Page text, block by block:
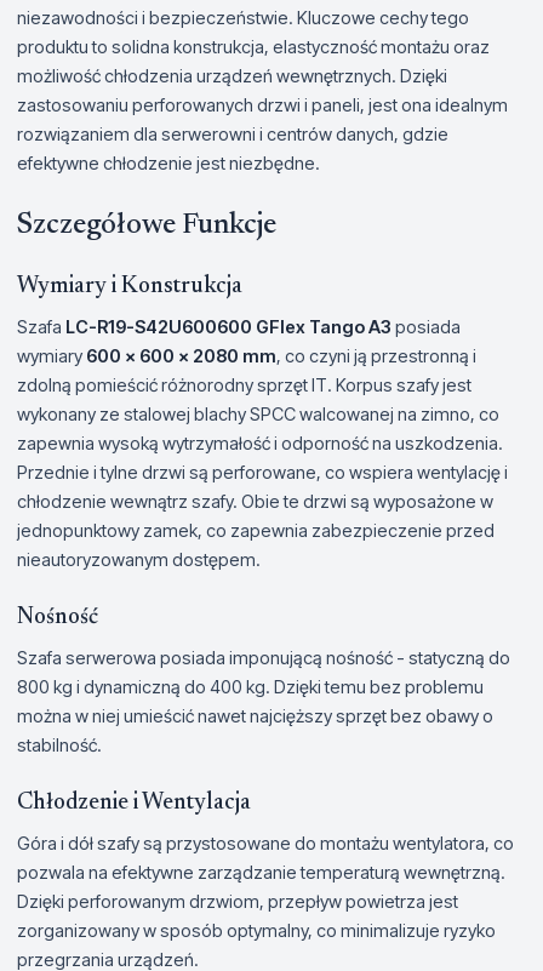
niezawodności i bezpieczeństwie. Kluczowe cechy tego
produktu to solidna konstrukcja, elastyczność montażu oraz
możliwość chłodzenia urządzeń wewnętrznych. Dzięki
zastosowaniu perforowanych drzwi i paneli, jest ona idealnym
rozwiązaniem dla serwerowni i centrów danych, gdzie
efektywne chłodzenie jest niezbędne.
Szczegółowe Funkcje
Wymiary i Konstrukcja
Szafa LC-R19-S42U600600 GFlex Tango A3 posiada
wymiary 600 x 600 x 2080 mm, co czyni ją przestronną i
zdolną pomieścić różnorodny sprzęt IT. Korpus szafy jest
wykonany ze stalowej blachy SPCC walcowanej na zimno, co
zapewnia wysoką wytrzymałość i odporność na uszkodzenia.
Przednie i tylne drzwi są perforowane, co wspiera wentylację i
chłodzenie wewnątrz szafy. Obie te drzwi są wyposażone w
jednopunktowy zamek, co zapewnia zabezpieczenie przed
nieautoryzowanym dostępem.
Nośność
Szafa serwerowa posiada imponującą nośność - statyczną do
800 kg i dynamiczną do 400 kg. Dzięki temu bez problemu
można w niej umieścić nawet najcięższy sprzęt bez obawy o
stabilność.
Chłodzenie i Wentylacja
Góra i dół szafy są przystosowane do montażu wentylatora, co
pozwala na efektywne zarządzanie temperaturą wewnętrzną.
Dzięki perforowanym drzwiom, przepływ powietrza jest
zorganizowany w sposób optymalny, co minimalizuje ryzyko
przegrzania urządzeń.